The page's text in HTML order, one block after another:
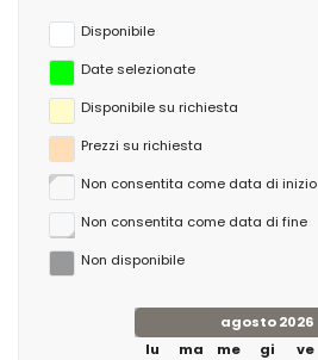
Disponibile
Date selezionate
Disponibile su richiesta
Prezzi su richiesta
Non consentita come data di inizio
Non consentita come data di fine
Non disponibile
agosto 2026
lu
ma me gi ve